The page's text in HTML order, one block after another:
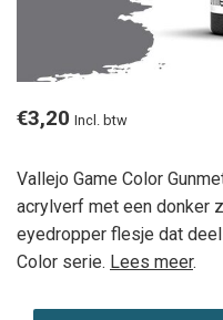
€3,20 Incl. btw
Vallejo Game Color
acrylverf met een donker
eyedropper flesje dat
Color serie. Lees meer.